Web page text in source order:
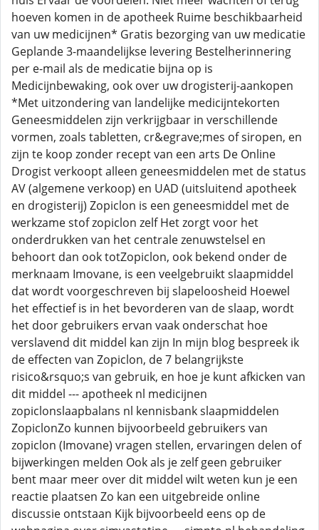
hoeven komen in de apotheek Ruime beschikbaarheid
van uw medicijnen* Gratis bezorging van uw medicatie
Geplande 3-maandelijkse levering Bestelherinnering
per e-mail als de medicatie bijna op is
Medicijnbewaking, ook over uw drogisterij-aankopen
*Met uitzondering van landelijke medicijntekorten
Geneesmiddelen zijn verkrijgbaar in verschillende
vormen, zoals tabletten, cr&egrave;mes of siropen, en
zijn te koop zonder recept van een arts De Online
Drogist verkoopt alleen geneesmiddelen met de status
AV (algemene verkoop) en UAD (uitsluitend apotheek
en drogisterij) Zopiclon is een geneesmiddel met de
werkzame stof zopiclon zelf Het zorgt voor het
onderdrukken van het centrale zenuwstelsel en
behoort dan ook totZopiclon, ook bekend onder de
merknaam Imovane, is een veelgebruikt slaapmiddel
dat wordt voorgeschreven bij slapeloosheid Hoewel
het effectief is in het bevorderen van de slaap, wordt
het door gebruikers ervan vaak onderschat hoe
verslavend dit middel kan zijn In mijn blog bespreek ik
de effecten van Zopiclon, de 7 belangrijkste
risico&rsquo;s van gebruik, en hoe je kunt afkicken van
dit middel --- apotheek nl medicijnen
zopiclonslaapbalans nl kennisbank slaapmiddelen
ZopiclonZo kunnen bijvoorbeeld gebruikers van
zopiclon (Imovane) vragen stellen, ervaringen delen of
bijwerkingen melden Ook als je zelf geen gebruiker
bent maar meer over dit middel wilt weten kun je een
reactie plaatsen Zo kan een uitgebreide online
discussie ontstaan Kijk bijvoorbeeld eens op de